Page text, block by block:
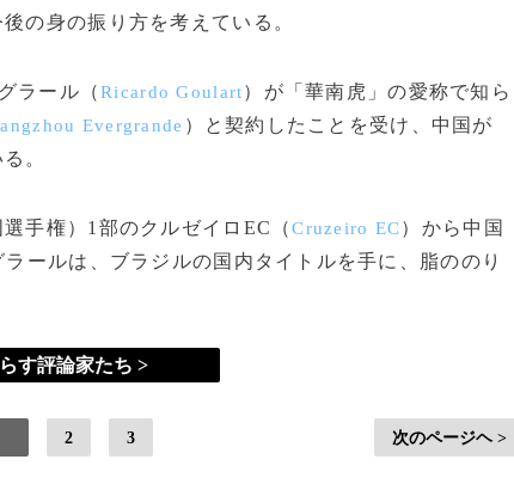
の身の振り方を考えている。
ラール（Ricardo Goulart）が「華南虎」の愛称で知ら
Evergrande ）と契約したことを受け、中国が
。
手権）1部のクルゼイロEC（Cruzeiro EC）から中国
ールは、ブラジルの国内タイトルを手に、脂ののり
す評論家たち >
2 3 次のページヘ >